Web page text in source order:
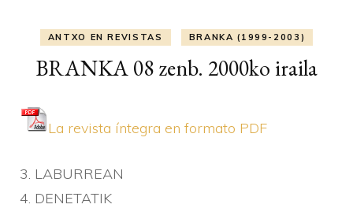
ANTXO EN REVISTAS BRANKA (1999-2003)
BRANKA 08 zenb. 2000ko iraila
La revista í­ntegra en formato PDF
3. LABURREAN
4. DENETATIK